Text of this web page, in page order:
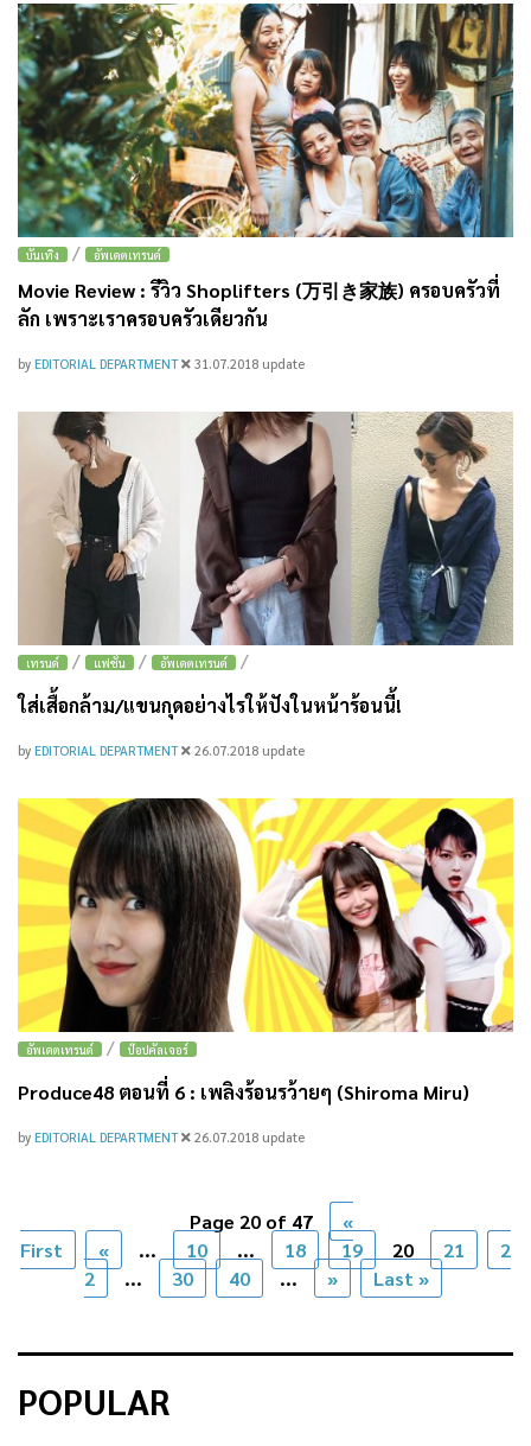
บันเทิง / อัพเดตเทรนด์
Movie Review : รีวิว Shoplifters (万引き家族) ครอบครัวที่
ลัก เพราะเราครอบครัวเดียวกัน
by EDITORIAL DEPARTMENT 31.07.2018 update
เทรนด์ / แฟชั่น / อัพเดตเทรนด์ /
ใส่เสื้อกล้าม/แขนกุดอย่างไรให้ปังในหน้าร้อนนี้!
by EDITORIAL DEPARTMENT 26.07.2018 update
อัพเดตเทรนด์ / ป๊อปคัลเจอร์
Produce48 ตอนที่ 6 : เพลิงร้อนรว้ายๆ (Shiroma Miru)
by EDITORIAL DEPARTMENT 26.07.2018 update
Page 20 of 47
«
First
« ... 10 ... 18 19 20 21
2
2
... 30 40 ... » Last »
POPULAR